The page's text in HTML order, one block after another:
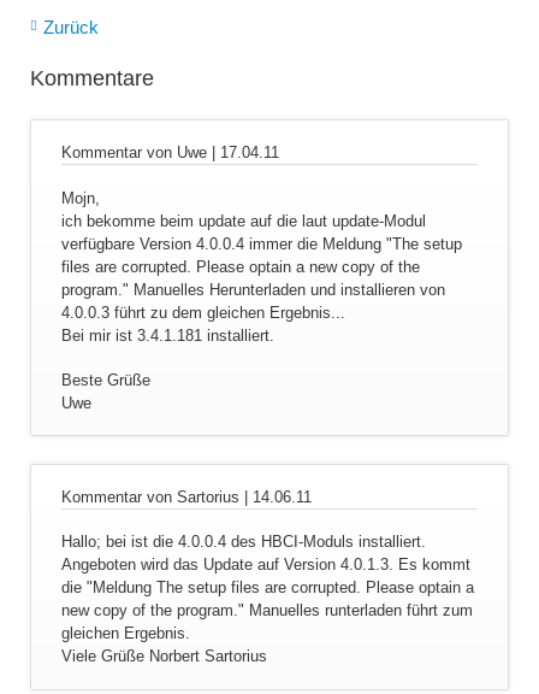
Zurück
Kommentare
Kommentar von Uwe | 17.04.11
Mojn,
ich bekomme beim update auf die laut update-Modul
verfügbare Version 4.0.0.4 immer die Meldung "The setup
files are corrupted. Please optain a new copy of the
program." Manuelles Herunterladen und installieren von
4.0.0.3 führt zu dem gleichen Ergebnis...
Bei mir ist 3.4.1.181 installiert.
Beste Grüße
Uwe
Kommentar von Sartorius | 14.06.11
Hallo; bei ist die 4.0.0.4 des HBCI-Moduls installiert.
Angeboten wird das Update auf Version 4.0.1.3. Es kommt
die "Meldung The setup files are corrupted. Please optain a
new copy of the program." Manuelles runterladen führt zum
gleichen Ergebnis.
Viele Grüße Norbert Sartorius